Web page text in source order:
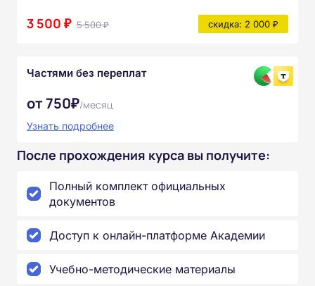
3 500 ₽ 5 500 ₽ скидка: 2 000 ₽
Частями без переплат
от 750₽/месяц
Узнать подробнее
После прохождения курса вы получите:
Полный комплект официальных
документов
Доступ к онлайн-платформе Академии
Учебно-методические материалы